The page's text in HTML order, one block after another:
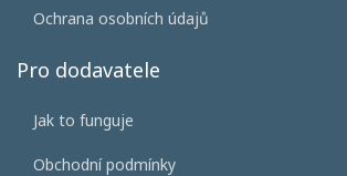
Ochrana osobních údajů
Pro dodavatele
Jak to funguje
Obchodní podmínky